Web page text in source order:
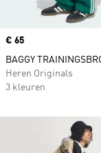
Price
€ 65
BAGGY
Heren Originals
3 kleuren